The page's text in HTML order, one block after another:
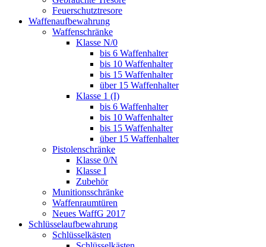
Feuerschutztresore
Waffenaufbewahrung
Waffenschränke
Klasse N/0
bis 6 Waffenhalter
bis 10 Waffenhalter
bis 15 Waffenhalter
über 15 Waffenhalter
Klasse 1 (I)
bis 6 Waffenhalter
bis 10 Waffenhalter
bis 15 Waffenhalter
über 15 Waffenhalter
Pistolenschränke
Klasse 0/N
Klasse I
Zubehör
Munitionsschränke
Waffenraumtüren
Neues WaffG 2017
Schlüsselaufbewahrung
Schlüsselkästen